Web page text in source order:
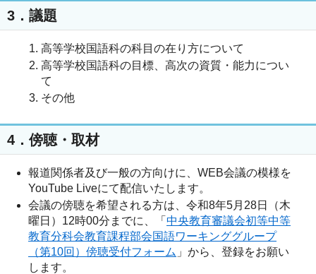
3．議題
高等学校国語科の科目の在り方について
高等学校国語科の目標、高次の資質・能力につい
て
その他
4．傍聴・取材
報道関係者及び一般の方向けに、WEB会議の模様を
YouTube Liveにて配信いたします。
会議の傍聴を希望される方は、令和8年5月28日（木
曜日）12時00分までに、「 中央教育審議会初等中等
教育分科会教育課程部会国語ワーキンググループ
（第10回）傍聴受付フォーム 」から、登録をお願い
します。